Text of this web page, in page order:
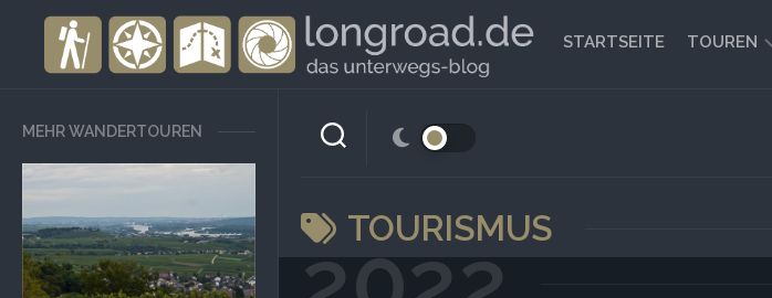
STARTSEITE TOUREN
MEHR WANDERTOUREN
TOURISMUS